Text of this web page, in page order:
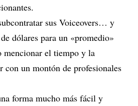
sus Voiceovers… y
dólares para un «promedio»
el tiempo y la
un montón de profesionales
forma mucho más fácil y